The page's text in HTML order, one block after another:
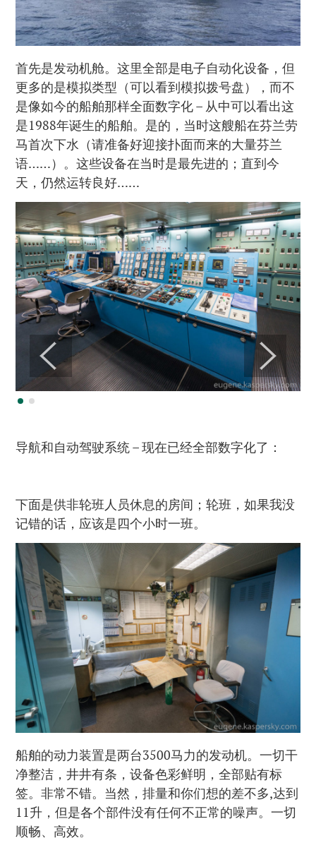
首先是发动机舱。这里全部是电子自动化设备，但
更多的是模拟类型（可以看到模拟拨号盘），而不
是像如今的船舶那样全面数字化 – 从中可以看出这
是1988年诞生的船舶。是的，当时这艘船在芬兰劳
马首次下水（请准备好迎接扑面而来的大量芬兰
语……）。这些设备在当时是最先进的；直到今
天，仍然运转良好……
导航和自动驾驶系统 – 现在已经全部数字化了：
下面是供非轮班人员休息的房间；轮班，如果我没
记错的话，应该是四个小时一班。
船舶的动力装置是两台3500马力的发动机。一切干
净整洁，井井有条，设备色彩鲜明，全部贴有标
签。非常不错。当然，排量和你们想的差不多,达到
11升，但是各个部件没有任何不正常的噪声。一切
顺畅、高效。